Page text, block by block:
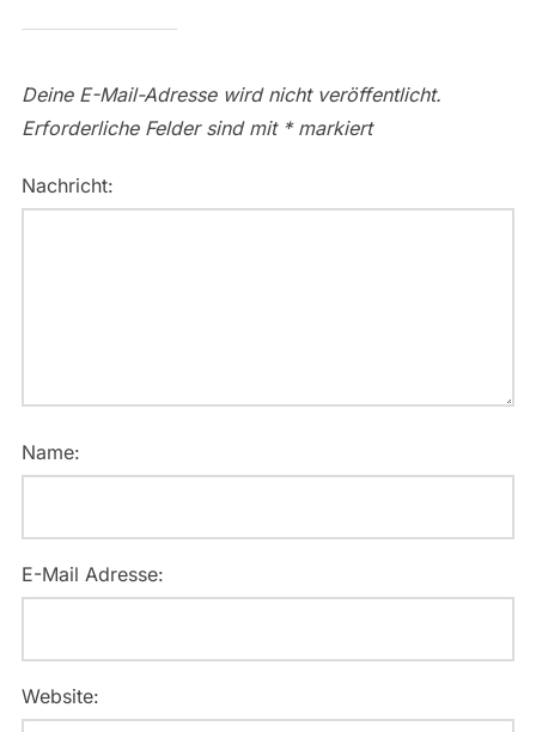
Deine E-Mail-Adresse wird nicht veröffentlicht.
Erforderliche Felder sind mit *markiert
Nachricht:
Name:
E-Mail Adresse:
Website: